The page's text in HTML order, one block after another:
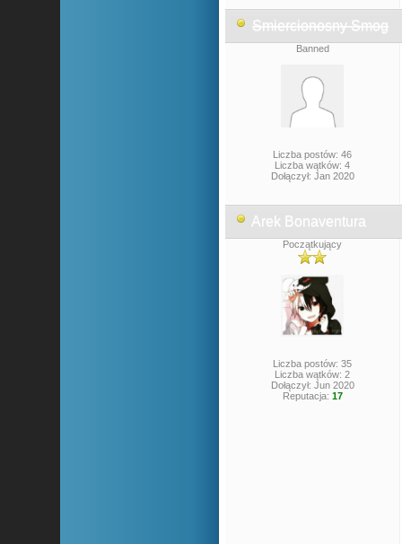
Smiercionosny Smog
Banned
Liczba postów: 46
Liczba wątków: 4
Dołączył: Jan 2020
Arek Bonaventura
Początkujący
Liczba postów: 35
Liczba wątków: 2
Dołączył: Jun 2020
Reputacja: 17